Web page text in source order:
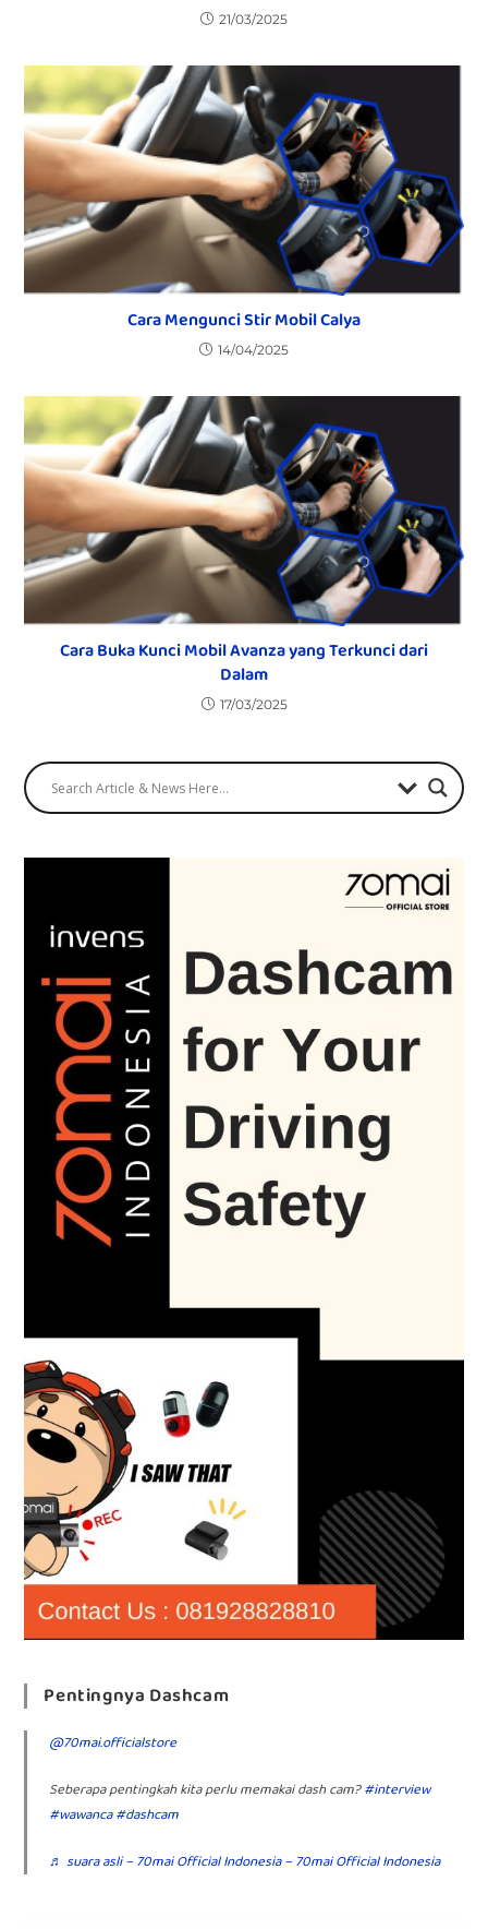
21/03/2025
Cara Mengunci Stir Mobil Calya
14/04/2025
Cara Buka Kunci Mobil Avanza yang Terkunci dari
Dalam
17/03/2025
Pentingnya Dashcam
@70mai.officialstore
Seberapa pentingkah kita perlu memakai dash cam?#interview
#wawanca#dashcam
♬ suara asli – 70mai Official Indonesia – 70mai Official Indonesia